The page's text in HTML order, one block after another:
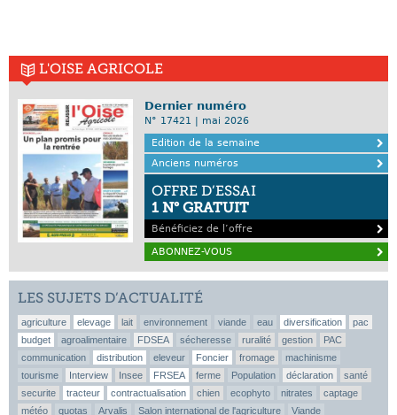
L'OISE AGRICOLE
Dernier numéro
N° 17421 | mai 2026
Edition de la semaine
Anciens numéros
OFFRE D’ESSAI
1 N° GRATUIT
Bénéficiez de l’offre
ABONNEZ-VOUS
LES SUJETS D’ACTUALITÉ
agriculture elevage lait environnement viande eau diversification
pac
budget
agroalimentaire FDSEA sécheresse ruralité gestion
PAC
communication
distribution eleveur Foncier fromage
machinisme
tourisme
Interview Insee FRSEA ferme Population déclaration
santé
securite
tracteur contractualisation chien ecophyto nitrates
captage
météo
quotas Arvalis Salon international de l'agriculture Viande